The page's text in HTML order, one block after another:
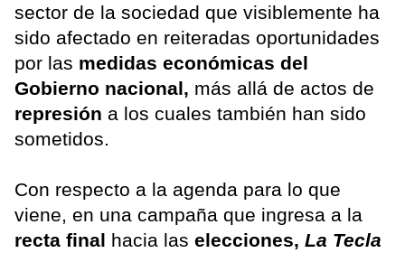
sector de la sociedad que visiblemente ha
sido afectado en reiteradas oportunidades
por las medidas económicas del
Gobierno nacional, más allá de actos de
represión a los cuales también han sido
sometidos.
Con respecto a la agenda para lo que
viene, en una campaña que ingresa a la
recta final hacia las elecciones, La Tecla